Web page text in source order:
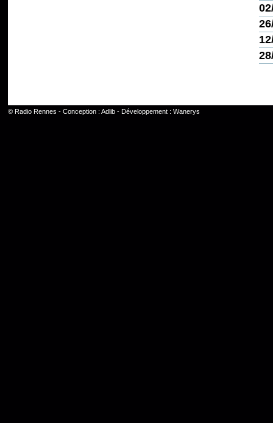
© Radio Rennes - Conception : Adlib- Développement : Wanerys